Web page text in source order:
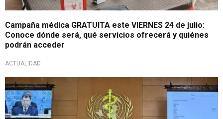
Campaña médica GRATUITA este VIERNES 24 de julio:
Conoce dónde será, qué servicios ofrecerá y quiénes
podrán acceder
ACTUALIDAD
Visión internacional